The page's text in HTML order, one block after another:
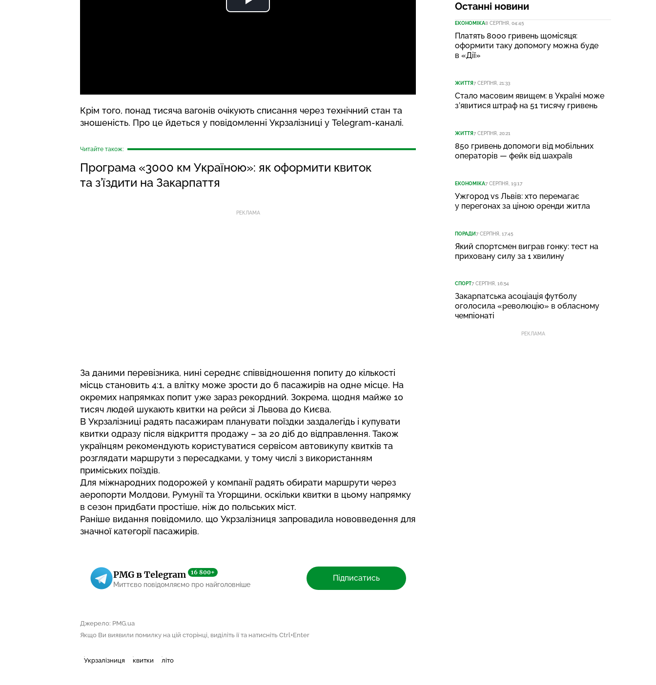
Крім того, понад тисяча вагонів очікують списання через технічний стан та
зношеність. Про це йдеться у повідомленні Укрзалізниці у Telegram-каналі.
Читайте також:
Програма «3000 км Україною»: як оформити квиток
та з’їздити на Закарпаття
РЕКЛАМА
За даними перевізника, нині середнє співвідношення попиту до кількості
місць становить 4:1, а влітку може зрости до 6 пасажирів на одне місце. На
окремих напрямках попит уже зараз рекордний. Зокрема, щодня майже 10
тисяч людей шукають квитки на рейси зі Львова до Києва.
В Укрзалізниці радять пасажирам планувати поїздки заздалегідь і купувати
квитки одразу після відкриття продажу – за 20 діб до відправлення. Також
українцям рекомендують користуватися сервісом автовикупу квитків та
розглядати маршрути з пересадками, у тому числі з використанням
приміських поїздів.
Для міжнародних подорожей у компанії радять обирати маршрути через
аеропорти Молдови, Румунії та Угорщини, оскільки квитки в цьому напрямку
в сезон придбати простіше, ніж до польських міст.
Раніше видання повідомило, що Укрзалізниця запровадила нововведення для
значної категорії пасажирів.
PMG в Telegram 16 800+
Миттєво повідомляємо про найголовніше
Підписатись
Джерело: PMG.ua
Якщо Ви виявили помилку на цій сторінці, виділіть її та натисніть Ctrl+Enter
Укрзалізниця квитки літо
Останні новини
ЕКОНОМІКА8 СЕРПНЯ, 04:45
Платять 8000 гривень щомісяця:
оформити таку допомогу можна буде
в «Дії»
ЖИТТЯ7 СЕРПНЯ, 21:33
Стало масовим явищем: в Україні може
з’явитися штраф на 51 тисячу гривень
ЖИТТЯ7 СЕРПНЯ, 20:21
850 гривень допомоги від мобільних
операторів — фейк від шахраїв
ЕКОНОМІКА7 СЕРПНЯ, 19:17
Ужгород vs Львів: хто перемагає
у перегонах за ціною оренди житла
ПОРАДИ7 СЕРПНЯ, 17:45
Який спортсмен виграв гонку: тест на
приховану силу за 1 хвилину
СПОРТ7 СЕРПНЯ, 16:54
Закарпатська асоціація футболу
оголосила «революцію» в обласному
чемпіонаті
РЕКЛАМА